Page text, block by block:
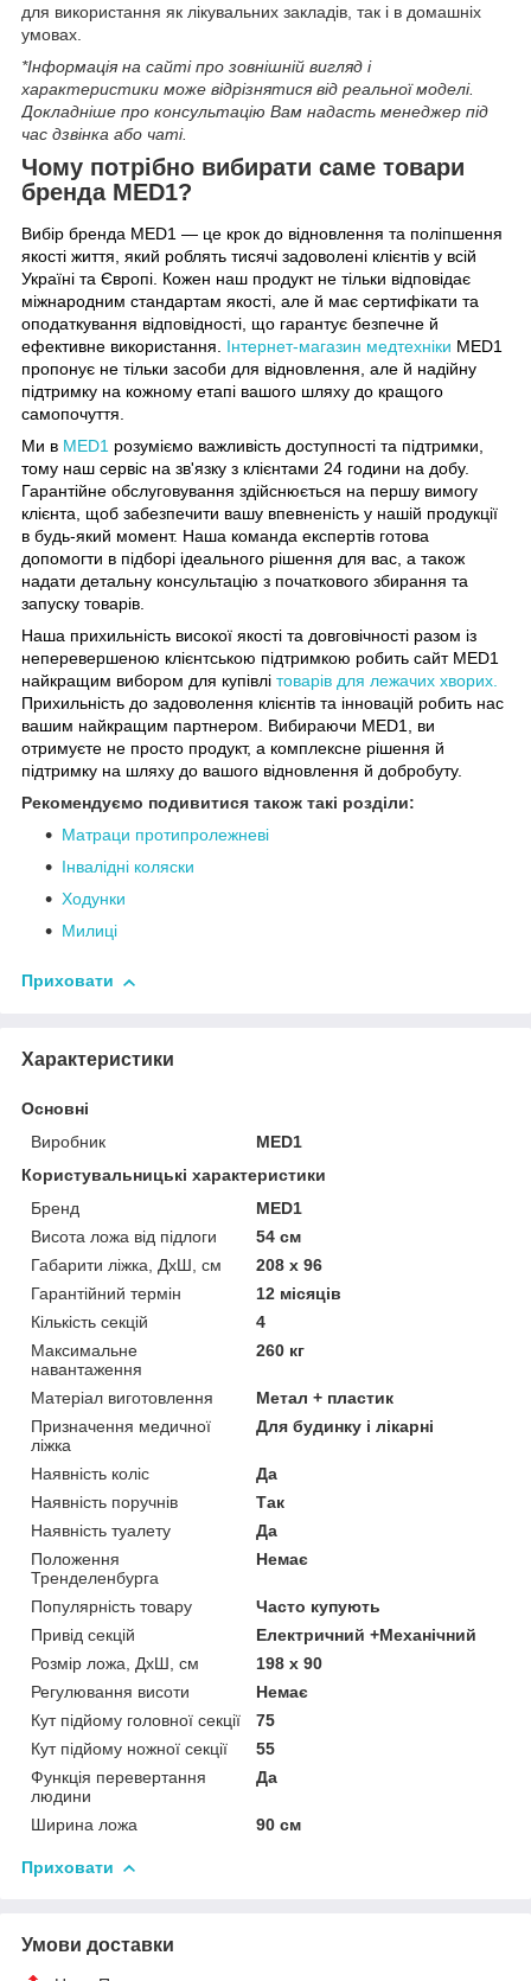
для використання як лікувальних закладів, так і в домашніх
умовах.
*Інформація на сайті про зовнішній вигляд і
характеристики може відрізнятися від реальної моделі.
Докладніше про консультацію Вам надасть менеджер під
час дзвінка або чаті.
Чому потрібно вибирати саме товари
бренда MED1?
Вибір бренда MED1 — це крок до відновлення та поліпшення
якості життя, який роблять тисячі задоволені клієнтів у всій
Україні та Європі. Кожен наш продукт не тільки відповідає
міжнародним стандартам якості, але й має сертифікати та
оподаткування відповідності, що гарантує безпечне й
ефективне використання. Інтернет-магазин медтехніки MED1
пропонує не тільки засоби для відновлення, але й надійну
підтримку на кожному етапі вашого шляху до кращого
самопочуття.
Ми в MED1 розуміємо важливість доступності та підтримки,
тому наш сервіс на зв'язку з клієнтами 24 години на добу.
Гарантійне обслуговування здійснюється на першу вимогу
клієнта, щоб забезпечити вашу впевненість у нашій продукції
в будь-який момент. Наша команда експертів готова
допомогти в підборі ідеального рішення для вас, а також
надати детальну консультацію з початкового збирання та
запуску товарів.
Наша прихильність високої якості та довговічності разом із
неперевершеною клієнтською підтримкою робить сайт MED1
найкращим вибором для купівлі товарів для лежачих хворих.
Прихильність до задоволення клієнтів та інновацій робить нас
вашим найкращим партнером. Вибираючи MED1, ви
отримуєте не просто продукт, а комплексне рішення й
підтримку на шляху до вашого відновлення й добробуту.
Рекомендуємо подивитися також такі розділи:
Матраци протипролежневі
Інвалідні коляски
Ходунки
Милиці
Приховати
Характеристики
Основні
Виробник
MED1
Користувальницькі характеристики
Бренд
MED1
Висота ложа від підлоги
54 см
Габарити ліжка, ДхШ, см
208 x 96
Гарантійний термін
12 місяців
Кількість секцій
4
Максимальне
навантаження
260 кг
Матеріал виготовлення
Метал + пластик
Призначення медичної
ліжка
Для будинку і лікарні
Наявність коліс
Да
Наявність поручнів
Так
Наявність туалету
Да
Положення
Тренделенбурга
Немає
Популярність товару
Часто купують
Привід секцій
Електричний +Механічний
Розмір ложа, ДхШ, см
198 х 90
Регулювання висоти
Немає
Кут підйому головної секції
75
Кут підйому ножної секції
55
Функція перевертання
людини
Да
Ширина ложа 90 см
Приховати
Умови доставки